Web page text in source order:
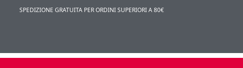
SPEDIZIONE GRATUITA PER ORDINI SUPERIORI A 80€